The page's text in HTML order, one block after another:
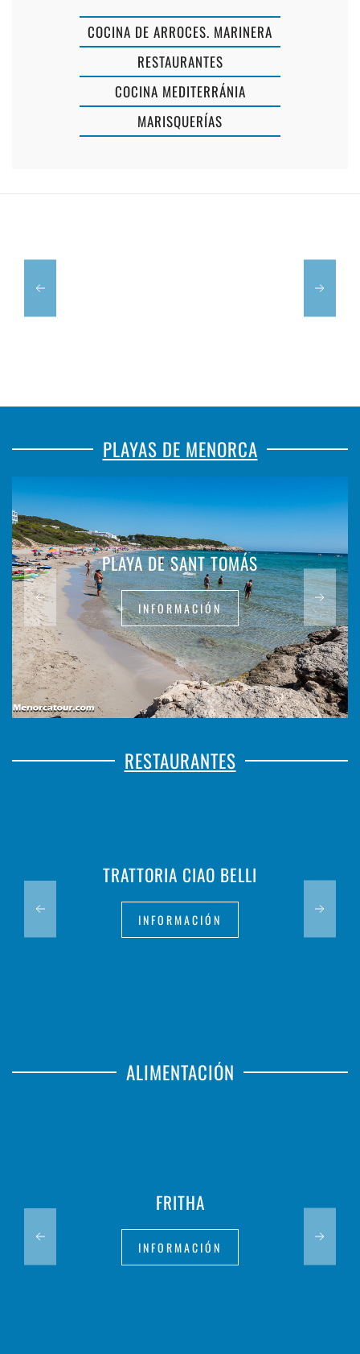
COCINA DE ARROCES. MARINERA
RESTAURANTES
COCINA MEDITERRÁNIA
MARISQUERÍAS
SON
PLAYAS DE MENORCA
PLAYA DE SANT TOMÁS
INFORMACIÓN
RESTAURANTES
TRATTORIA CIAO BELLI
INFORMACIÓN
ALIMENTACIÓN
FRITHA
INFORMACIÓN